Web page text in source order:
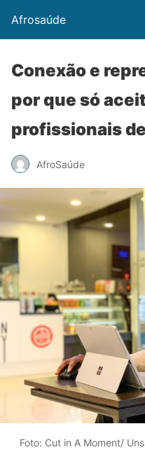
Afrosaúde
Conexão e
por que só
profissionais
AfroSaúde
Foto: Cut in A Moment/